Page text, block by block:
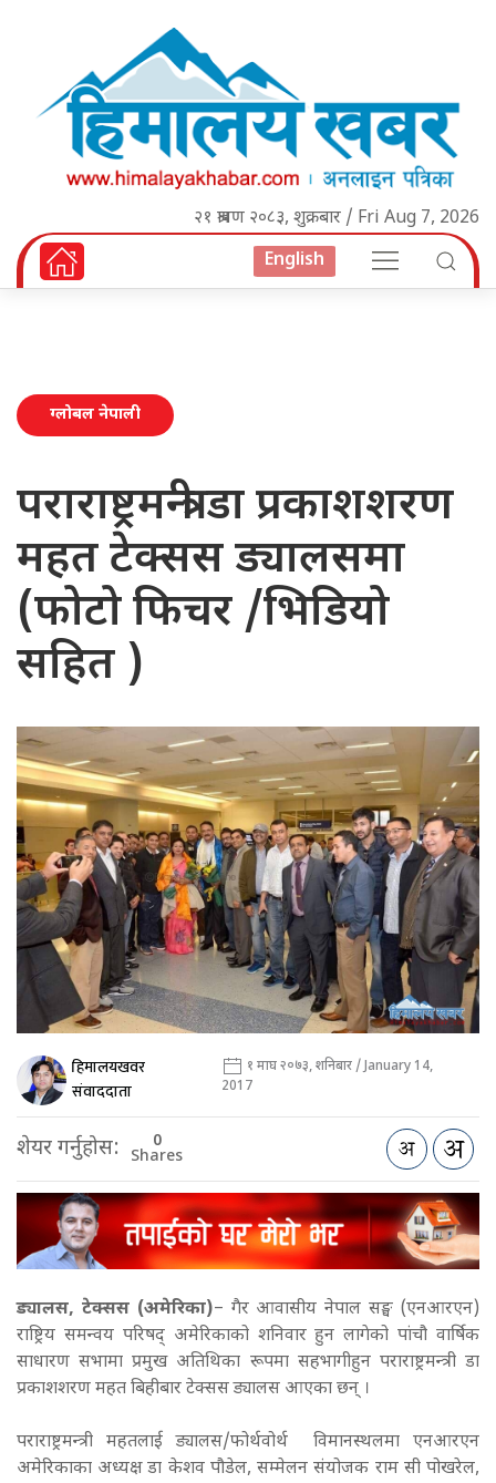
२१ श्रावण २०८३, शुक्रबार / Fri Aug 7, 2026
English
ग्लोबल नेपाली
पराराष्ट्रमन्त्री डा प्रकाशशरण
महत टेक्सस ड्यालसमा
(फोटो फिचर /भिडियो
सहित )
हिमालयखवर
संवाददाता
१ माघ २०७३, शनिबार / January 14,
2017
शेयर गर्नुहोस: 0
Shares
ड्यालस, टेक्सस (अमेरिका)– गैर आवासीय नेपाल सङ्घ (एनआरएन)
राष्ट्रिय समन्वय परिषद् अमेरिकाको शनिवार हुन लागेको पांचौ वार्षिक
साधारण सभामा प्रमुख अतिथिका रूपमा सहभागीहुन पराराष्ट्रमन्त्री डा
प्रकाशशरण महत बिहीबार टेक्सस ड्यालस आएका छन् ।
पराराष्ट्रमन्त्री महतलाई ड्यालस/फोर्थवोर्थ विमानस्थलमा एनआरएन
अमेरिकाका अध्यक्ष डा केशव पौडेल, सम्मेलन संयोजक राम सी पोखरेल,